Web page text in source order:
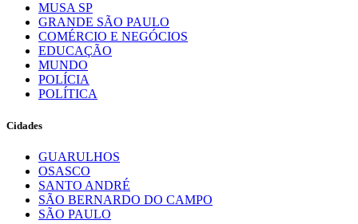
MUSA SP
GRANDE SÃO PAULO
COMÉRCIO E NEGÓCIOS
EDUCAÇÃO
MUNDO
POLÍCIA
POLÍTICA
Cidades
GUARULHOS
OSASCO
SANTO ANDRÉ
SÃO BERNARDO DO CAMPO
SÃO PAULO